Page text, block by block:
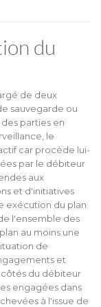
du
de deux
sauvegarde ou
parties en
le
car procède lui-
par le débiteur
aux
et d'initiatives
exécution du plan.
l'ensemble des
au moins une
de
et
côtés du débiteur
engagées dans
à l'issue de